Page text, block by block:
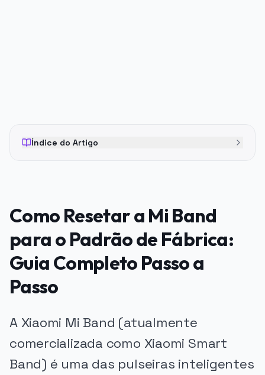
Índice do Artigo
Como Resetar a Mi Band
para o Padrão de Fábrica:
Guia Completo Passo a
Passo
A Xiaomi Mi Band (atualmente
comercializada como Xiaomi Smart
Band) é uma das pulseiras inteligentes